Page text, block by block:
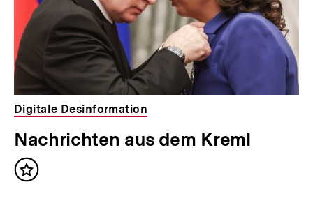
Digitale Desinformation
Nachrichten aus dem Kreml
Inhalt